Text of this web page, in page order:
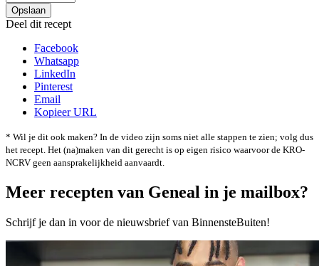
Deel dit recept
Facebook
Whatsapp
LinkedIn
Pinterest
Email
Kopieer URL
* Wil je dit ook maken? In de video zijn soms niet alle stappen te zien; volg dus
het recept. Het (na)maken van dit gerecht is op eigen risico waarvoor de KRO-
NCRV geen aansprakelijkheid aanvaardt.
Meer recepten van Geneal in je mailbox?
Schrijf je dan in voor de nieuwsbrief van BinnensteBuiten!